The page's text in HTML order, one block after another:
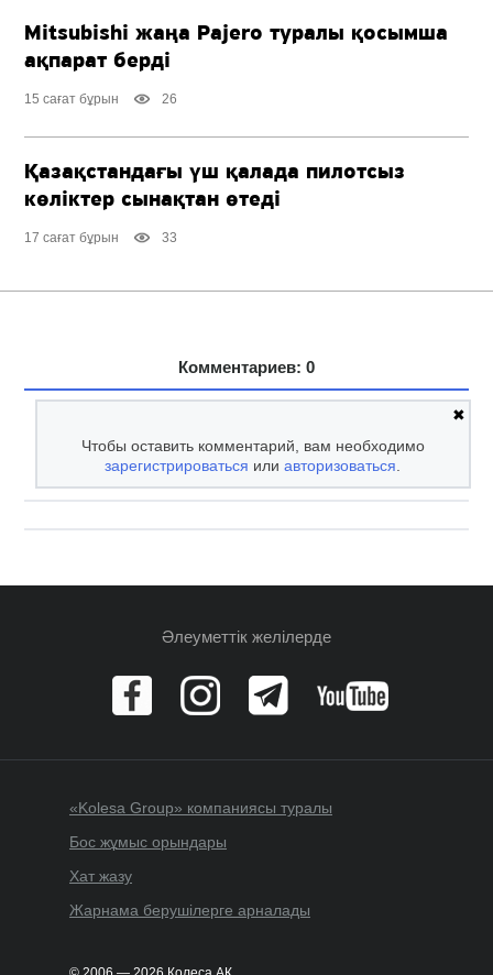
Mitsubishi жаңа Pajero туралы қосымша
ақпарат берді
15 сағат бұрын 26
Қазақстандағы үш қалада пилотсыз
көліктер сынақтан өтеді
17 сағат бұрын 33
Комментариев: 0
✖
Чтобы оставить комментарий, вам необходимо
зарегистрироваться илиавторизоваться
Әлеуметтік желілерде
«Kolesa Group» компаниясы туралы
Бос жұмыс орындары
Хат жазу
Жарнама берушілерге арналады